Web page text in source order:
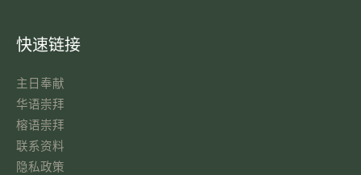
快速链接
主日奉献​
华语崇拜
榕语崇拜
联系资料​
隐私政策